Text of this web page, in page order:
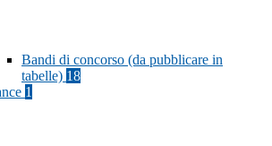
Bandi di concorso (da pubblicare in
tabelle) 18
1